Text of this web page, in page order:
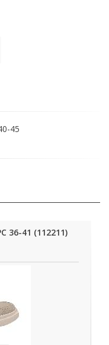
45
36-41 (112211)